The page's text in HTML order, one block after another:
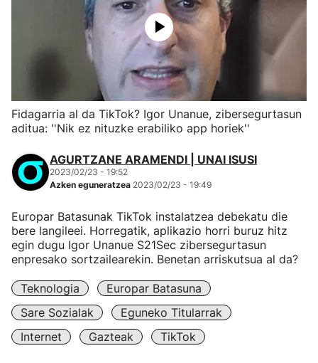
Fidagarria al da TikTok? Igor Unanue, zibersegurtasun
aditua: ''Nik ez nituzke erabiliko app horiek''
AGURTZANE ARAMENDI | UNAI ISUSI
2023/02/23 - 19:52
Azken eguneratzea 2023/02/23 - 19:49
Europar Batasunak TikTok instalatzea debekatu die
bere langileei. Horregatik, aplikazio horri buruz hitz
egin dugu Igor Unanue S21Sec zibersegurtasun
enpresako sortzailearekin. Benetan arriskutsua al da?
Teknologia
Europar Batasuna
Sare Sozialak
Eguneko Titularrak
Internet
Gazteak TikTok